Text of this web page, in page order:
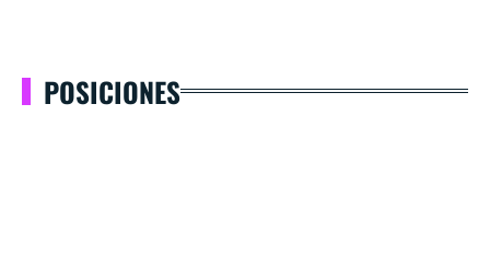
POSICIONES